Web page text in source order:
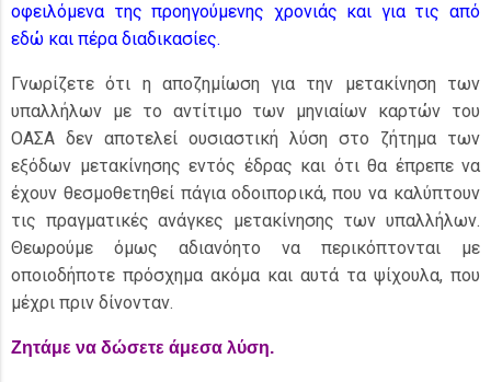
οφειλόμενα της προηγούμενης χρονιάς και για τις από
εδώ και πέρα διαδικασίες.
Γνωρίζετε ότι η αποζημίωση για την μετακίνηση των
υπαλλήλων με το αντίτιμο των μηνιαίων καρτών του
ΟΑΣΑ δεν αποτελεί ουσιαστική λύση στο ζήτημα των
εξόδων μετακίνησης εντός έδρας και ότι θα έπρεπε να
έχουν θεσμοθετηθεί πάγια οδοιπορικά, που να καλύπτουν
τις πραγματικές ανάγκες μετακίνησης των υπαλλήλων.
Θεωρούμε όμως αδιανόητο να περικόπτονται με
οποιοδήποτε πρόσχημα ακόμα και αυτά τα ψίχουλα, που
μέχρι πριν δίνονταν.
Ζητάμε να δώσετε άμεσα λύση.